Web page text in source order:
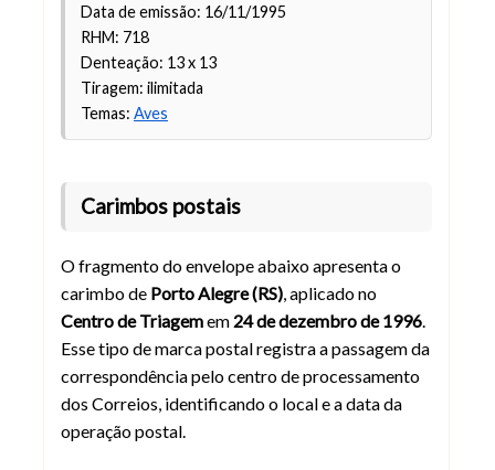
Data de emissão: 16/11/1995
RHM: 718
Denteação: 13 x 13
Tiragem: ilimitada
Temas: Aves
Carimbos postais
O fragmento do envelope abaixo apresenta o
carimbo de Porto Alegre (RS) , aplicado no
Centro de Triagemem 24 de dezembro de 1996
Esse tipo de marca postal registra a passagem da
correspondência pelo centro de processamento
dos Correios, identificando o local e a data da
operação postal.